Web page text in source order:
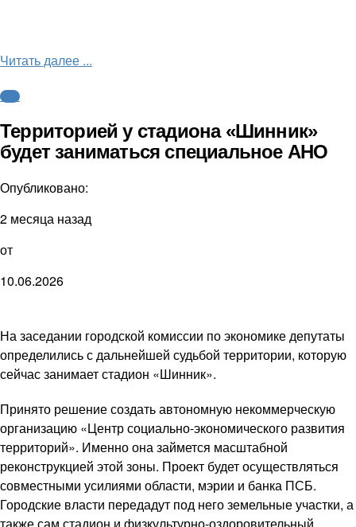
Читать далее ...
ФНЛ
Территорией у стадиона «Шинник»
будет заниматься специальное АНО
Опубликовано:
2 месяца назад
от
10.06.2026
На заседании городской комиссии по экономике депутаты
определились с дальнейшей судьбой территории, которую
сейчас занимает стадион «Шинник».
Принято решение создать автономную некоммерческую
организацию «Центр социально-экономического развития
территорий». Именно она займется масштабной
реконструкцией этой зоны. Проект будет осуществляться
совместными усилиями области, мэрии и банка ПСБ.
Городские власти передадут под него земельные участки, а